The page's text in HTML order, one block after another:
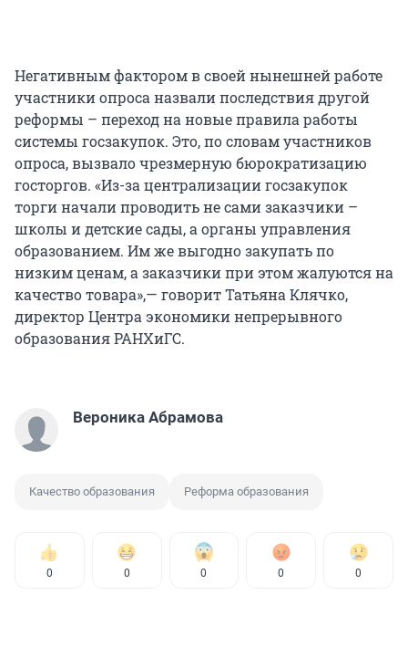
Негативным фактором в своей нынешней работе
участники опроса назвали последствия другой
реформы – переход на новые правила работы
системы госзакупок. Это, по словам участников
опроса, вызвало чрезмерную бюрократизацию
госторгов. «Из-за централизации госзакупок
торги начали проводить не сами заказчики –
школы и детские сады, а органы управления
образованием. Им же выгодно закупать по
низким ценам, а заказчики при этом жалуются на
качество товара»,— говорит Татьяна Клячко,
директор Центра экономики непрерывного
образования РАНХиГС.
Вероника Абрамова
Качество образования Реформа образования
0 0 0 0 0